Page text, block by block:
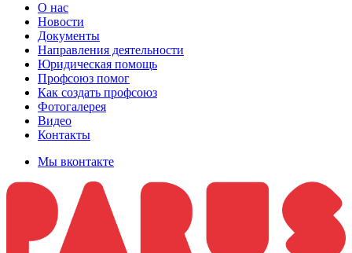
О нас
Новости
Документы
Направления деятельности
Юридическая помощь
Профсоюз помог
Как создать профсоюз
Фотогалерея
Видео
Контакты
Мы вконтакте